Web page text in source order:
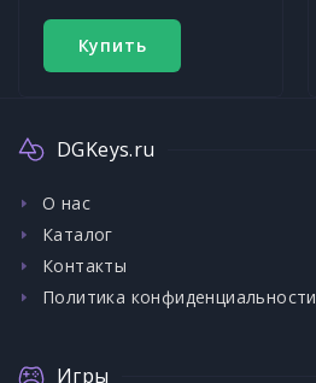
Купить
DGKeys.ru
О нас
Каталог
Контакты
Политика конфиденциальности
Игры